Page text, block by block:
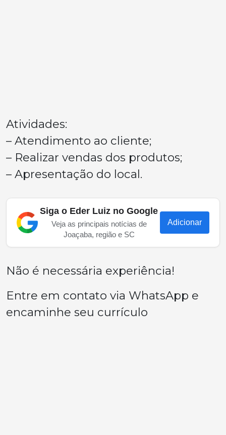
Atividades:
– Atendimento ao cliente;
– Realizar vendas dos produtos;
– Apresentação do local.
Siga o Eder Luiz no Google
Veja as principais notícias de
Joaçaba, região e SC
Adicionar
Não é necessária experiência!
Entre em contato via WhatsApp e
encaminhe seu currículo